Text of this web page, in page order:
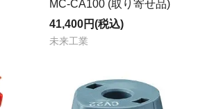
MC-CA100 (取り寄せ品)
41,400円(税込)
未来工業